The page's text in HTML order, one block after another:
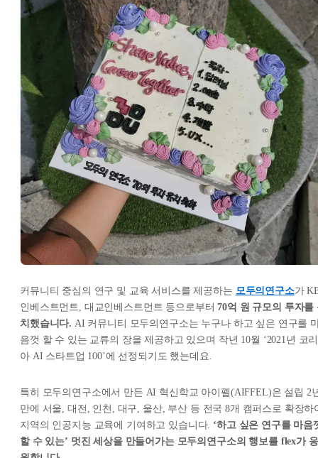
커뮤니티 중심의 연구 및 교육 서비스를 제공하는 모두의연구소가
인베스트먼트, 대교인베스트먼트 등으로부터70억 원 규모의 투자를
치했습니다. AI 커뮤니티 모두의연구소는 누구나 하고 싶은 연구를
음껏 할 수 있는 교류의 장을 제공하고 있으며 작년 10월 ‘2021년 코리
아 AI 스타트업 100’에 선정되기도 했는데요.
특히 모두의연구소에서 만든 AI 혁신학교 아이펠(AIFFEL)은 설립 2
만에 서울, 대전, 인천, 대구, 울산, 부산 등 전국 8개 캠퍼스로 확장하
지역의 인공지능 교육에 기여하고 있습니다. ‘하고 싶은 연구를 마음
할 수 있는’ 멋진 세상을 만들어가는 모두의연구소의 행보를 flex가 응